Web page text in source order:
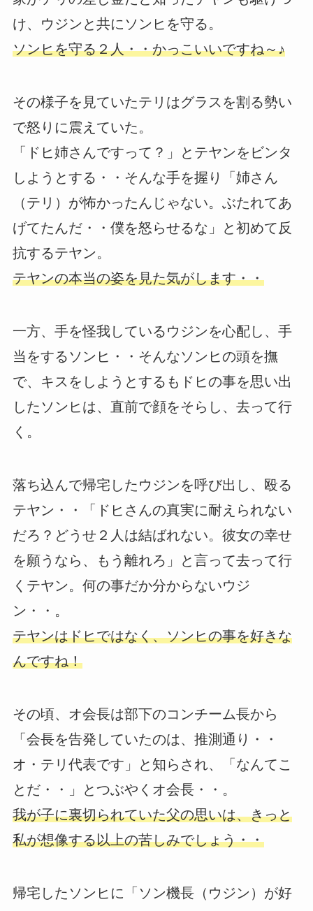
け、ウジンと共にソンヒを守る。
ソンヒを守る２人・・かっこいいですね～♪
その様子を見ていたテリはグラスを割る勢い
で怒りに震えていた。
「ドヒ姉さんですって？」とテヤンをビンタ
しようとする・・そんな手を握り「姉さん
（テリ）が怖かったんじゃない。ぶたれてあ
げてたんだ・・僕を怒らせるな」と初めて反
抗するテヤン。
テヤンの本当の姿を見た気がします・・
一方、手を怪我しているウジンを心配し、手
当をするソンヒ・・そんなソンヒの頭を撫
で、キスをしようとするもドヒの事を思い出
したソンヒは、直前で顔をそらし、去って行
く。
落ち込んで帰宅したウジンを呼び出し、殴る
テヤン・・「ドヒさんの真実に耐えられない
だろ？どうせ２人は結ばれない。彼女の幸せ
を願うなら、もう離れろ」と言って去って行
くテヤン。何の事だか分からないウジ
ン・・。
テヤンはドヒではなく、ソンヒの事を好きな
んですね！
その頃、オ会長は部下のコンチーム長から
「会長を告発していたのは、推測通り・・
オ・テリ代表です」と知らされ、「なんてこ
とだ・・」とつぶやくオ会長・・。
我が子に裏切られていた父の思いは、きっと
私が想像する以上の苦しみでしょう・・
帰宅したソンヒに「ソン機長（ウジン）が好